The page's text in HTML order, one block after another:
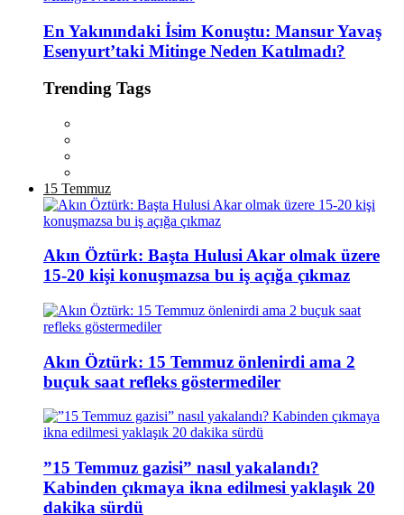
En Yakınındaki İsim Konuştu: Mansur Yavaş
Esenyurt’taki Mitinge Neden Katılmadı?
Trending Tags
15 Temmuz
Akın Öztürk: Başta Hulusi Akar olmak üzere
15-20 kişi konuşmazsa bu iş açığa çıkmaz
Akın Öztürk: 15 Temmuz önlenirdi ama 2
buçuk saat refleks göstermediler
”15 Temmuz gazisi” nasıl yakalandı?
Kabinden çıkmaya ikna edilmesi yaklaşık 20
dakika sürdü